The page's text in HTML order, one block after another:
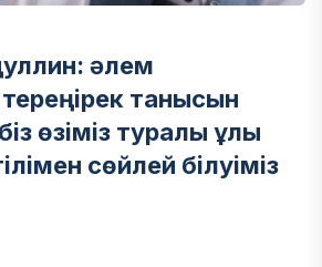
әлем
танысын
өзіміз туралы ұлы
сөйлей білуіміз